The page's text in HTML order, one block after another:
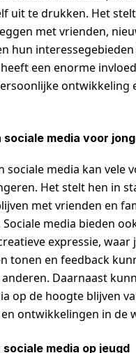
uit te drukken. Het
met vrienden,
hun
een enorme
ontwikkeling
sociale media voor
sociale media kan vele
Het stelt hen in
met vrienden en
media bieden
expressie, waar
tonen en feedback
Daarnaast
op de hoogte blijven
ontwikkelingen in de
media op jeugd